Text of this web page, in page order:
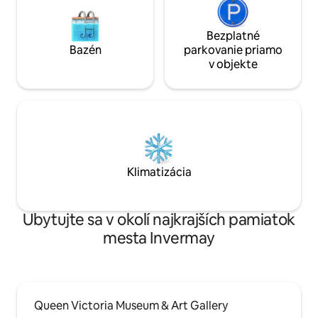
Bazén
Bezplatné
parkovanie priamo
v objekte
Klimatizácia
Ubytujte sa v okolí najkrajších pamiatok
mesta Invermay
Queen Victoria Museum & Art Gallery